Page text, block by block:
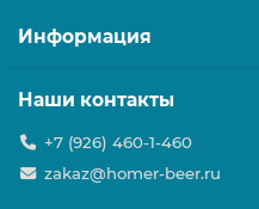
Информация
Наши контакты
+7 (926) 460-1-460
zakaz@homer-beer.ru